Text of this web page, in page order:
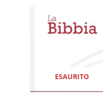
ESAURITO